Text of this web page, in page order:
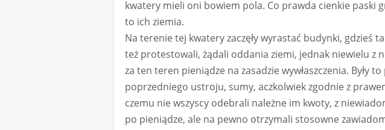
kwatery mieli oni bowiem pola. Co prawda cienkie paski
to ich ziemia.
Na terenie tej kwatery zaczęły wyrastać budynki, gdzieś
też protestowali, żądali oddania ziemi, jednak niewielu z
za ten teren pieniądze na zasadzie wywłaszczenia. Były
poprzedniego ustroju, sumy, aczkolwiek zgodnie z
czemu nie wszyscy odebrali należne im kwoty, z
po pieniądze, ale na pewno otrzymali stosowne